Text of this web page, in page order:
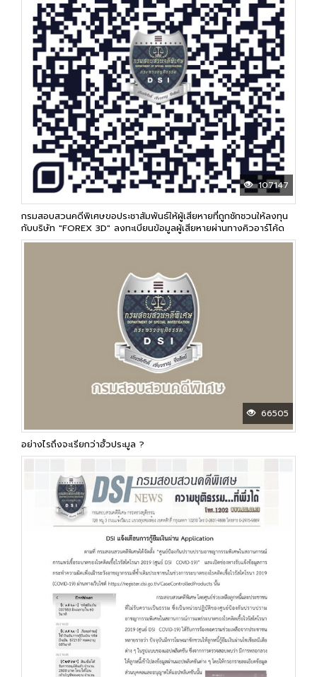
107147
กรมสอบสวนคดีพิเศษขอประชาสัมพันธ์ให้ผู้เสียหายที่ถูกชักชวนให้ลงทุน
กับบริษัท "FOREX 3D" ลงทะเบียนข้อมูลผู้เสียหายผ่านทางคิวอาร์โค้ด
66505
อย่างไรถึงจะเรียกว่าฮั้วประมูล ?